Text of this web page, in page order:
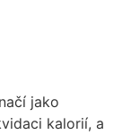
jako
kalorií, a